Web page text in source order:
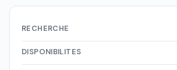
RECHERCHE
DISPONIBILITES